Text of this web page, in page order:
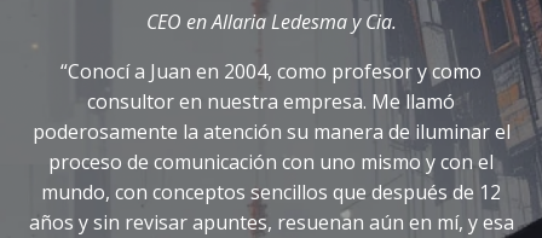
CEO en Allaria Ledesma y Cia.
“Conocí a Juan en 2004, como profesor y como
consultor en nuestra empresa. Me llamó
poderosamente la atención su manera de iluminar el
proceso de comunicación con uno mismo y con el
mundo, con conceptos sencillos que después de 12
años y sin revisar apuntes, resuenan aún en mí, y esa